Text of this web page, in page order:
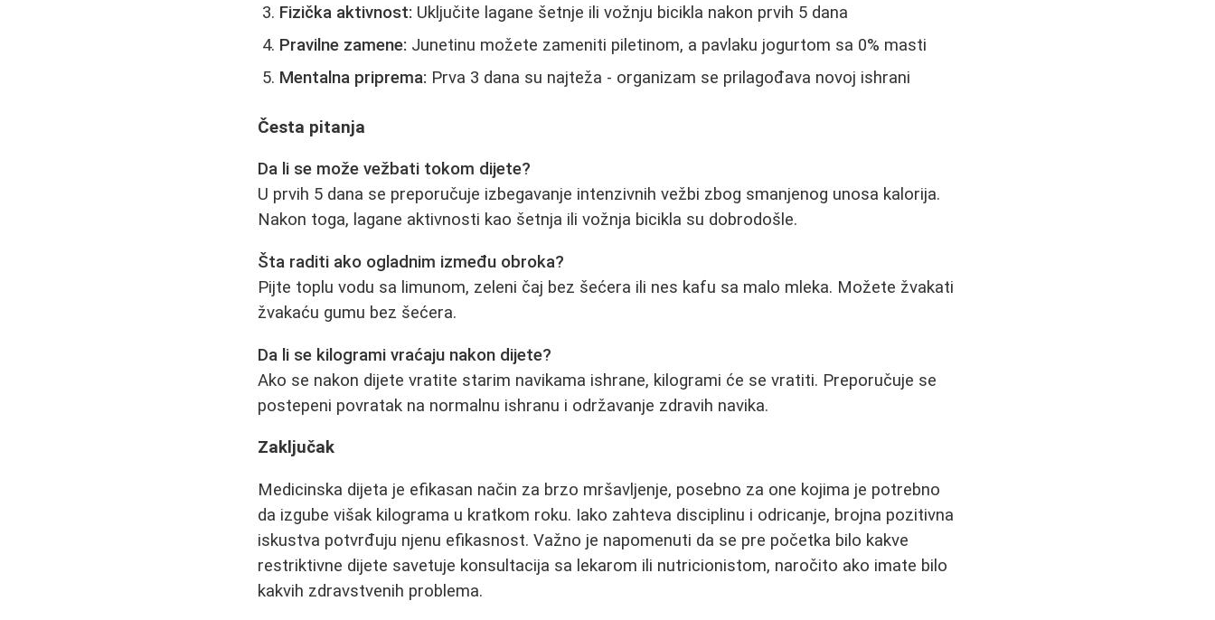
Fizička aktivnost: Uključite lagane šetnje ili vožnju bicikla nakon prvih 5 dana
Pravilne zamene: Junetinu možete zameniti piletinom, a pavlaku jogurtom sa 0% masti
Mentalna priprema: Prva 3 dana su najteža - organizam se prilagođava novoj ishrani
Česta pitanja
Da li se može vežbati tokom dijete?
U prvih 5 dana se preporučuje izbegavanje intenzivnih vežbi zbog smanjenog unosa kalorija.
Nakon toga, lagane aktivnosti kao šetnja ili vožnja bicikla su dobrodošle.
Šta raditi ako ogladnim između obroka?
Pijte toplu vodu sa limunom, zeleni čaj bez šećera ili nes kafu sa malo mleka. Možete žvakati
žvakaću gumu bez šećera.
Da li se kilogrami vraćaju nakon dijete?
Ako se nakon dijete vratite starim navikama ishrane, kilogrami će se vratiti. Preporučuje se
postepeni povratak na normalnu ishranu i održavanje zdravih navika.
Zaključak
Medicinska dijeta je efikasan način za brzo mršavljenje, posebno za one kojima je potrebno
da izgube višak kilograma u kratkom roku. Iako zahteva disciplinu i odricanje, brojna pozitivna
iskustva potvrđuju njenu efikasnost. Važno je napomenuti da se pre početka bilo kakve
restriktivne dijete savetuje konsultacija sa lekarom ili nutricionistom, naročito ako imate bilo
kakvih zdravstvenih problema.